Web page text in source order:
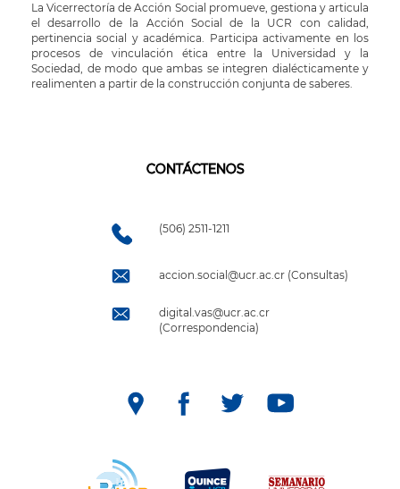
La Vicerrectoría de Acción Social promueve, gestiona y articula
el desarrollo de la Acción Social de la UCR con calidad,
pertinencia social y académica. Participa activamente en los
procesos de vinculación ética entre la Universidad y la
Sociedad, de modo que ambas se integren dialécticamente y
realimenten a partir de la construcción conjunta de saberes.
CONTÁCTENOS
(506) 2511-1211
accion.social@ucr.ac.cr (Consultas)
digital.vas@ucr.ac.cr
(Correspondencia)